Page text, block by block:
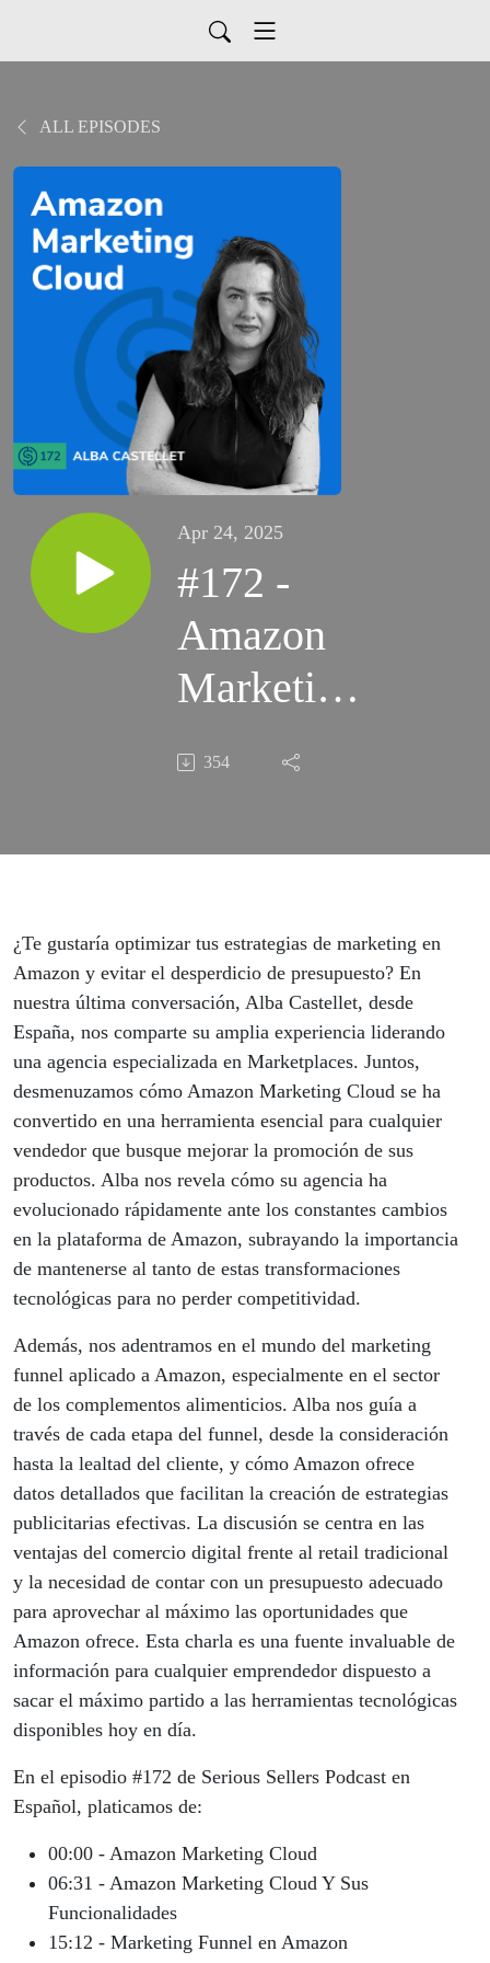
ALL EPISODES
Apr 24, 2025
#172 -
Amazon
Marketing
Cloud
354
¿Te gustaría optimizar tus estrategias de marketing en
Amazon y evitar el desperdicio de presupuesto? En
nuestra última conversación, Alba Castellet, desde
España, nos comparte su amplia experiencia liderando
una agencia especializada en Marketplaces. Juntos,
desmenuzamos cómo Amazon Marketing Cloud se ha
convertido en una herramienta esencial para cualquier
vendedor que busque mejorar la promoción de sus
productos. Alba nos revela cómo su agencia ha
evolucionado rápidamente ante los constantes cambios
en la plataforma de Amazon, subrayando la importancia
de mantenerse al tanto de estas transformaciones
tecnológicas para no perder competitividad.
Además, nos adentramos en el mundo del marketing
funnel aplicado a Amazon, especialmente en el sector
de los complementos alimenticios. Alba nos guía a
través de cada etapa del funnel, desde la consideración
hasta la lealtad del cliente, y cómo Amazon ofrece
datos detallados que facilitan la creación de estrategias
publicitarias efectivas. La discusión se centra en las
ventajas del comercio digital frente al retail tradicional
y la necesidad de contar con un presupuesto adecuado
para aprovechar al máximo las oportunidades que
Amazon ofrece. Esta charla es una fuente invaluable de
información para cualquier emprendedor dispuesto a
sacar el máximo partido a las herramientas tecnológicas
disponibles hoy en día.
En el episodio #172 de Serious Sellers Podcast en
Español, platicamos de:
00:00 - Amazon Marketing Cloud
06:31 - Amazon Marketing Cloud Y Sus
Funcionalidades
15:12 - Marketing Funnel en Amazon